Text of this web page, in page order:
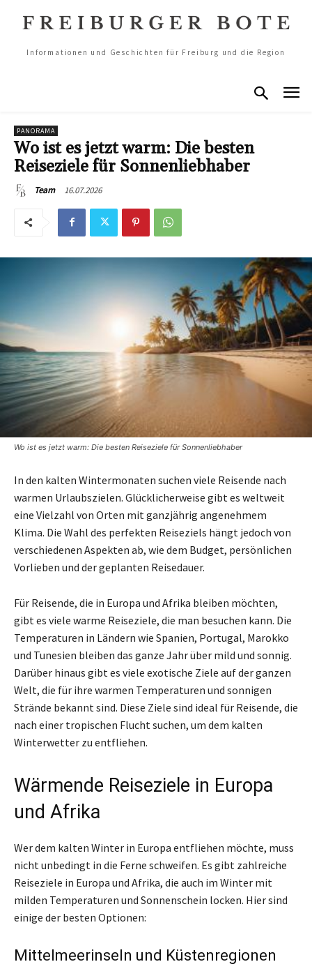
Informationen und Geschichten für Freiburg und die Region
PANORAMA
Wo ist es jetzt warm: Die besten
Reiseziele für Sonnenliebhaber
Team 16.07.2026
Wo ist es jetzt warm: Die besten Reiseziele für Sonnenliebhaber
In den kalten Wintermonaten suchen viele Reisende nach
warmen Urlaubszielen. Glücklicherweise gibt es weltweit
eine Vielzahl von Orten mit ganzjährig angenehmem
Klima. Die Wahl des perfekten Reiseziels hängt jedoch von
verschiedenen Aspekten ab, wie dem Budget, persönlichen
Vorlieben und der geplanten Reisedauer.
Für Reisende, die in Europa und Afrika bleiben möchten,
gibt es viele warme Reiseziele, die man besuchen kann. Die
Temperaturen in Ländern wie Spanien, Portugal, Marokko
und Tunesien bleiben das ganze Jahr über mild und sonnig.
Darüber hinaus gibt es viele exotische Ziele auf der ganzen
Welt, die für ihre warmen Temperaturen und sonnigen
Strände bekannt sind. Diese Ziele sind ideal für Reisende, die
nach einer tropischen Flucht suchen, um dem kalten
Winterwetter zu entfliehen.
Wärmende Reiseziele in Europa
und Afrika
Wer dem kalten Winter in Europa entfliehen möchte, muss
nicht unbedingt in die Ferne schweifen. Es gibt zahlreiche
Reiseziele in Europa und Afrika, die auch im Winter mit
milden Temperaturen und Sonnenschein locken. Hier sind
einige der besten Optionen:
Mittelmeerinseln und Küstenregionen